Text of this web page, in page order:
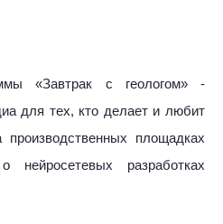
«Завтрак с геологом» -
для тех, кто делает и любит
площадках
разработках